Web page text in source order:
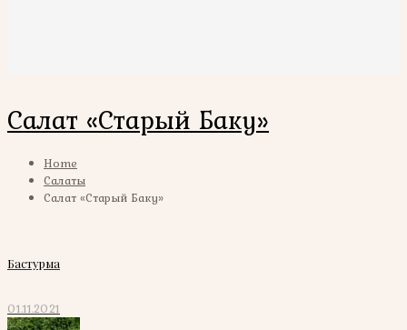
Салат «Старый Баку»
Home
Салаты
Салат «Старый Баку»
Бастурма
01.11.2021